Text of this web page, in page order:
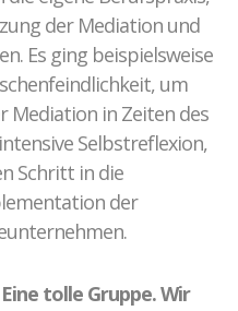
der Mediation und
Es ging beispielsweise
um
Mediation in Zeiten des
Selbstreflexion,
Schritt in die
der
tolle Gruppe. Wir